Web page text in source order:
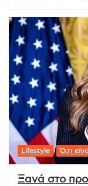
Lifestyle Ό,τι
Ξανά στο